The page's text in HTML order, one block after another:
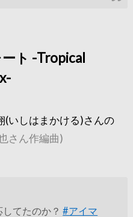
ト -Tropical
(いしはまかける)さんの
さん作編曲)
してたのか？#アイマ